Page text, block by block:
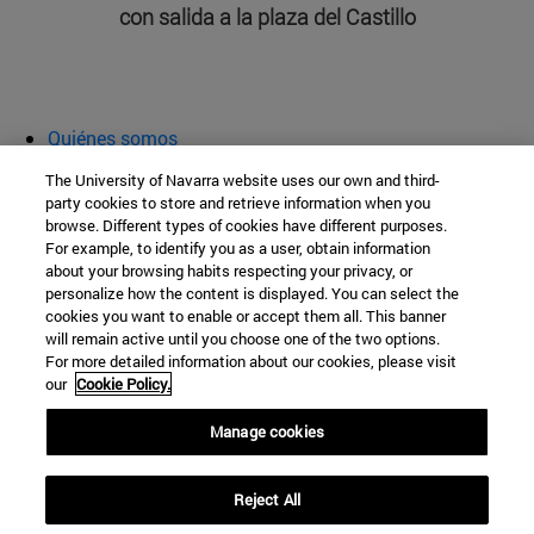
con salida a la plaza del Castillo
Quiénes somos
Aula abierta
Cátedra de Patrimonio y Arte Navarro
Facultad de Filosofía y Letras
Campus Universitario s/n
Navarra
España
The University of Navarra website uses our own and third-
party cookies to store and retrieve information when you
browse. Different types of cookies have different purposes.
For example, to identify you as a user, obtain information
about your browsing habits respecting your privacy, or
personalize how the content is displayed. You can select the
cookies you want to enable or accept them all. This banner
will remain active until you choose one of the two options.
For more detailed information about our cookies, please visit
our Cookie Policy.
Manage cookies
Reject All